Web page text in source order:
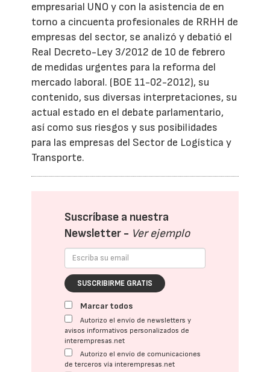
empresarial UNO y con la asistencia de en
torno a cincuenta profesionales de RRHH de
empresas del sector, se analizó y debatió el
Real Decreto-Ley 3/2012 de 10 de febrero
de medidas urgentes para la reforma del
mercado laboral. (BOE 11-02-2012), su
contenido, sus diversas interpretaciones, su
actual estado en el debate parlamentario,
así como sus riesgos y sus posibilidades
para las empresas del Sector de Logística y
Transporte.
Suscríbase a nuestra
Newsletter - Ver ejemplo
SUSCRIBIRME GRATIS
Marcar todos
Autorizo el envío de newsletters y
avisos informativos personalizados de
interempresas.net
Autorizo el envío de comunicaciones
de terceros vía interempresas.net